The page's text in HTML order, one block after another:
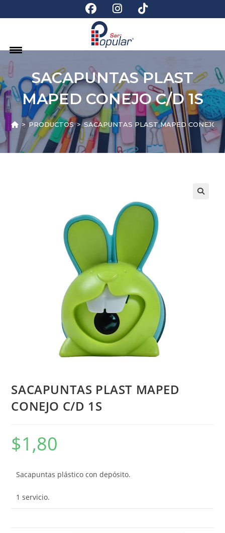
SACAPUNTAS PLAST
MAPED CONEJO C/D 1S
> PRODUCTOS > SACAPUNTAS PLAST MAPED CONEJO
SACAPUNTAS PLAST MAPED
CONEJO C/D 1S
$1,80
Sacapuntas plástico con depósito.
1 servicio.